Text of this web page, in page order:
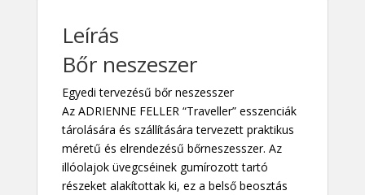
Leírás
Bőr neszeszer
Egyedi tervezésű bőr neszesszer
Az ADRIENNE FELLER“Traveller” esszenciák
tárolására és szállítására tervezett praktikus
méretű és elrendezésű bőrneszesszer. Az
illóolajok üvegcséinek gumírozott tartó
részeket alakítottak ki, ez a belső beosztás